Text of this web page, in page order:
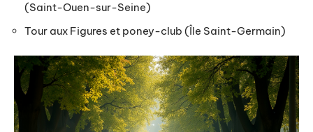
(Saint-Ouen-sur-Seine)
Tour aux Figures et poney-club (Île Saint-Germain)